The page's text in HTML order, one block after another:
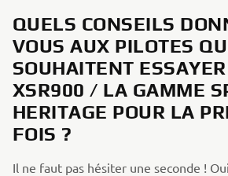
QUELS CONSEILS
VOUS AUX PILOTES
SOUHAITENT
XSR900 / LA GAMME
HERITAGE POUR LA
FOIS ?
Il ne faut pas hésiter une seconde !